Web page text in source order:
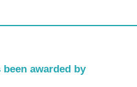
awarded by